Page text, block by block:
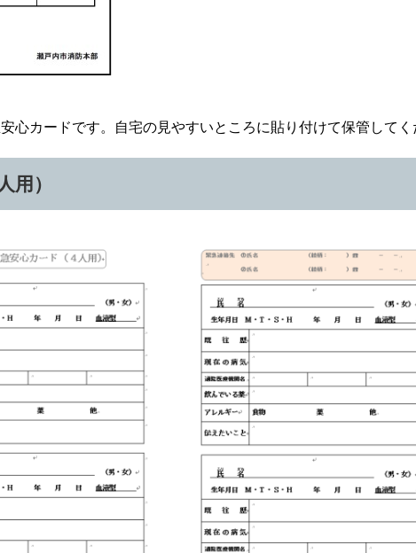
心カードです。自宅の見やすいところに貼り付けて保管してく
用）